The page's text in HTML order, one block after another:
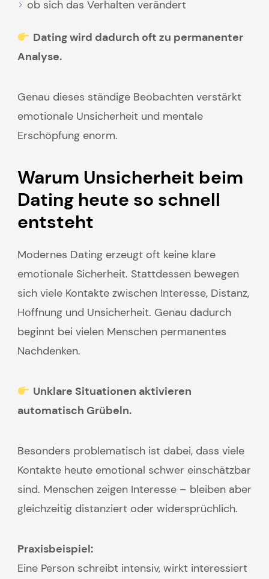
ob sich das Verhalten verändert
Dating wird dadurch oft zu permanenter
Analyse.
Genau dieses ständige Beobachten verstärkt
emotionale Unsicherheit und mentale
Erschöpfung enorm.
Warum Unsicherheit beim
Dating heute so schnell
entsteht
Modernes Dating erzeugt oft keine klare
emotionale Sicherheit. Stattdessen bewegen
sich viele Kontakte zwischen Interesse, Distanz,
Hoffnung und Unsicherheit. Genau dadurch
beginnt bei vielen Menschen permanentes
Nachdenken.
Unklare Situationen aktivieren
automatisch Grübeln.
Besonders problematisch ist dabei, dass viele
Kontakte heute emotional schwer einschätzbar
sind. Menschen zeigen Interesse – bleiben aber
gleichzeitig distanziert oder widersprüchlich.
Praxisbeispiel:
Eine Person schreibt intensiv, wirkt interessiert